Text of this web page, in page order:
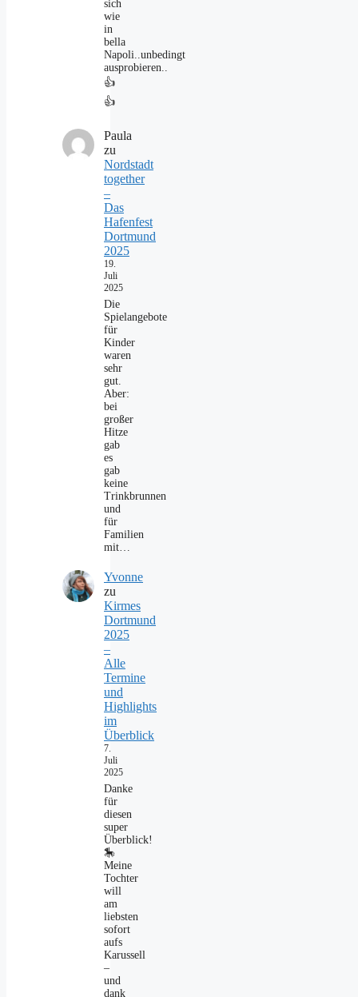
sich
wie
in
bella
Napoli..unbedingt
ausprobieren..
👍
👍
Paula
zu
Nordstadt
together
–
Das
Hafenfest
Dortmund
2025
19.
Juli
2025
Die
Spielangebote
für
Kinder
waren
sehr
gut.
Aber:
bei
großer
Hitze
gab
es
gab
keine
Trinkbrunnen
und
für
Familien
mit…
Yvonne
zu
Kirmes
Dortmund
2025
–
Alle
Termine
und
Highlights
im
Überblick
7.
Juli
2025
Danke
für
diesen
super
Überblick!
🎠
Meine
Tochter
will
am
liebsten
sofort
aufs
Karussell
–
und
dank